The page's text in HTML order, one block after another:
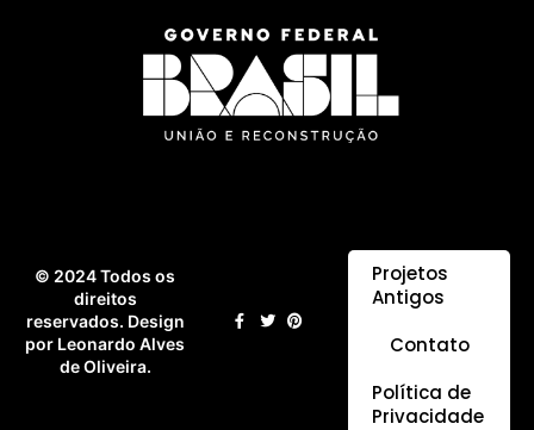
© 2024 Todos os
direitos
reservados. Design
por Leonardo Alves
de Oliveira.
Projetos
Antigos
Contato
Política de
Privacidade